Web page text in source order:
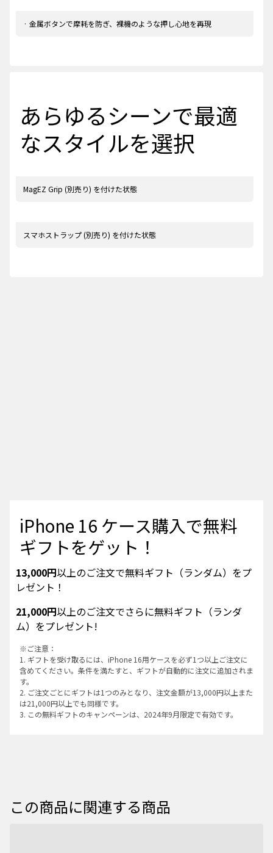
· 金属ボタンで摩耗を防ぎ、裸機のような押し心地を再現
あらゆるシーンで最適
なスタイルを選択
MagEZ Grip (別売り) を付けた状態
スマホストラップ (別売り) を付けた状態
iPhone 16 ケース購入で無料
ギフトをゲット！
13,000円以上のご注文で無料ギフト（ランダム）をプ
レゼント！
21,000円以上のご注文でさらに無料ギフト（ランダ
ム）をプレゼント!
※ご注意：
1. ギフトを受け取るには、iPhone 16用ケースを必ず1つ以上ご注文に
含めてください。条件を満たすと、ギフトが自動的に注文に追加されま
す。
2. ご注文ごとにギフトは1つのみとなり、注文金額が13,000円以上また
は21,000円以上でも同様です。
3. この無料ギフトのキャンペーンは、2024年9月限定で有効です。
この商品に関連する商品